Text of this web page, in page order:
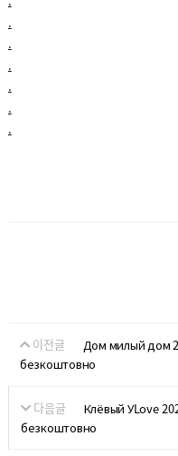
.
.
.
.
.
.
이전글
Дом милый дом
безкоштовно
다음글
Клёвый УLove
безкоштовно